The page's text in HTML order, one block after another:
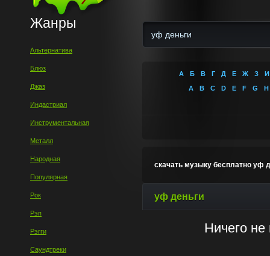
Жанры
Альтернатива
Блюз
Джаз
Индастриал
Инструментальная
Металл
Народная
Популярная
Рок
Рэп
Рэгги
Саундтреки
А Б В Г Д Е Ж З
И
A
B C D E F G H
скачать музыку бесплатно уф
уф деньги
Ничего